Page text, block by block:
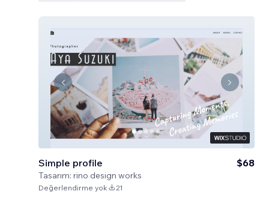
Simple profile
Tasarım: rino design works
$68
Değerlendirme yok 21